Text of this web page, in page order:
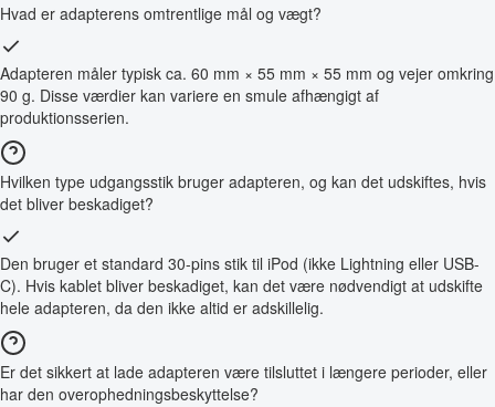
Hvad er adapterens omtrentlige mål og vægt?
Adapteren måler typisk ca. 60 mm × 55 mm × 55 mm og vejer omkring
90 g. Disse værdier kan variere en smule afhængigt af
produktionsserien.
Hvilken type udgangsstik bruger adapteren, og kan det udskiftes, hvis
det bliver beskadiget?
Den bruger et standard 30-pins stik til iPod (ikke Lightning eller USB-
C). Hvis kablet bliver beskadiget, kan det være nødvendigt at udskifte
hele adapteren, da den ikke altid er adskillelig.
Er det sikkert at lade adapteren være tilsluttet i længere perioder, eller
har den overophedningsbeskyttelse?